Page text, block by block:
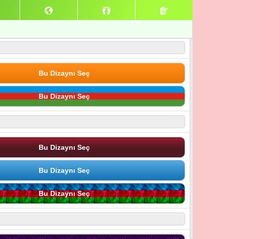
Bu Dizaynı Seç
Bu Dizaynı Seç
Bu Dizaynı Seç
Bu Dizaynı Seç
Bu Dizaynı Seç